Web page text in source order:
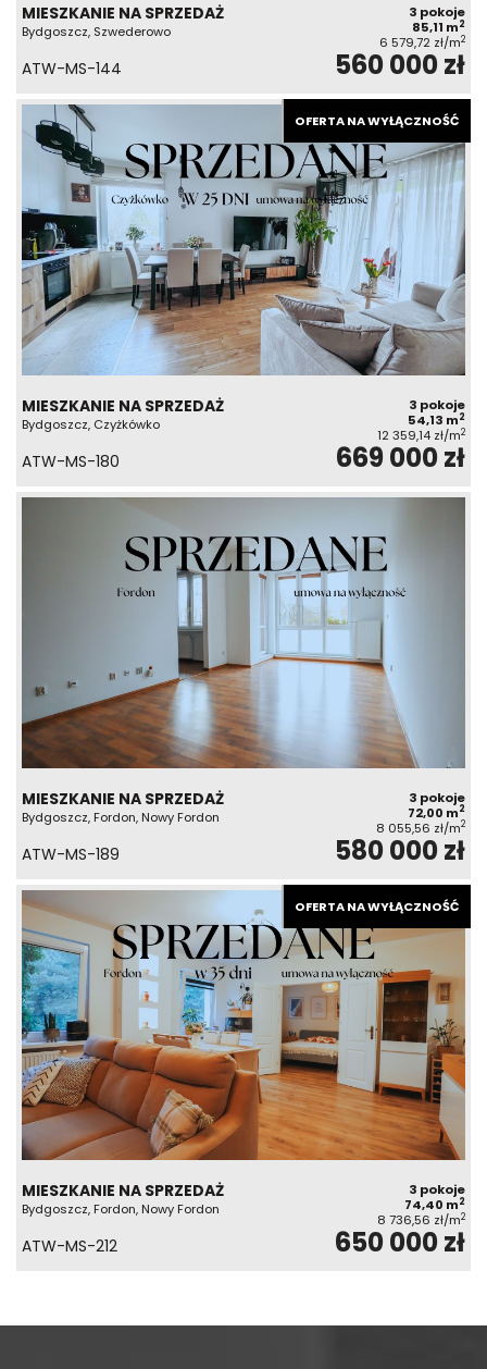
MIESZKANIE NA SPRZEDAŻ
Bydgoszcz, Szwederowo
3 pokoje
85,11 m2
6 579,72 zł/m2
ATW-MS-144 560 000 zł
OFERTA NA WYŁĄCZNOŚĆ
MIESZKANIE NA SPRZEDAŻ
Bydgoszcz, Czyżkówko
3 pokoje
54,13 m2
12 359,14 zł/m2
ATW-MS-180 669 000 zł
MIESZKANIE NA SPRZEDAŻ
Bydgoszcz, Fordon, Nowy Fordon
3 pokoje
72,00 m2
8 055,56 zł/m2
ATW-MS-189 580 000 zł
OFERTA NA WYŁĄCZNOŚĆ
MIESZKANIE NA SPRZEDAŻ
Bydgoszcz, Fordon, Nowy Fordon
3 pokoje
74,40 m2
8 736,56 zł/m2
ATW-MS-212 650 000 zł